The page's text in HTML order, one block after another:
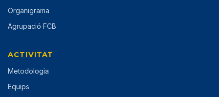
Organigrama
Agrupació FCB
ACTIVITAT
Metodologia
Equips